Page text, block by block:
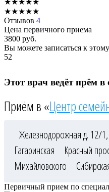
★★★★★
Отзывов 4
Цена первичного приема
3800 руб.
Вы можете записаться к
52
Этот врач ведёт прём
Приём в «Центр
Железнодорожная д. 12/
Гагаринская
Красный
Михайловского
Первичный прием по